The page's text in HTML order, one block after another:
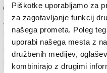
Piškotke uporabljamo za
za zagotavljanje funkcij
našega prometa. Poleg
uporabi našega mesta z
družbenih medijev,
kombinirajo z drugimi
danes zasledimo tudi v
zaskrbljujoče: če izraziš
Ukrajini, si Putinov
proti širjenju virusa
kritiziraš Izrael, pa